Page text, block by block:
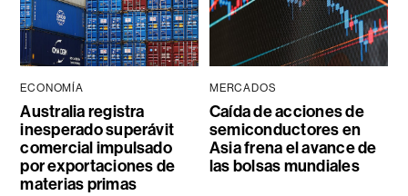
ECONOMÍA
Australia registra
inesperado superávit
comercial impulsado
por exportaciones de
materias primas
MERCADOS
Caída de acciones de
semiconductores en
Asia frena el avance de
las bolsas mundiales